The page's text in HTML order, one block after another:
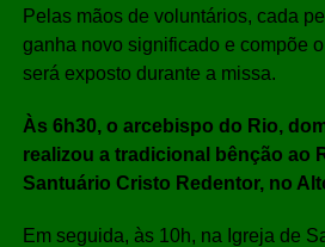
Pelas mãos de voluntários, cada
ganha novo significado e compõe
será exposto durante a missa.
Às 6h30, o arcebispo do Rio,
realizou a tradicional bênção ao
Santuário Cristo Redentor, no
Em seguida, às 10h, na Igreja de